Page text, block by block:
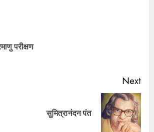
परीक्षण
Next
सुमित्रानंदन पंत